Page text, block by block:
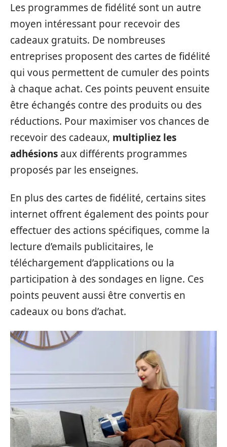
Les programmes de fidélité sont un autre
moyen intéressant pour recevoir des
cadeaux gratuits. De nombreuses
entreprises proposent des cartes de fidélité
qui vous permettent de cumuler des points
à chaque achat. Ces points peuvent ensuite
être échangés contre des produits ou des
réductions. Pour maximiser vos chances de
recevoir des cadeaux, multipliez les
adhésions aux différents programmes
proposés par les enseignes.
En plus des cartes de fidélité, certains sites
internet offrent également des points pour
effectuer des actions spécifiques, comme la
lecture d’emails publicitaires, le
téléchargement d’applications ou la
participation à des sondages en ligne. Ces
points peuvent aussi être convertis en
cadeaux ou bons d’achat.